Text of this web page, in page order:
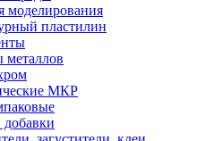
моделирования
пластилин
МКР